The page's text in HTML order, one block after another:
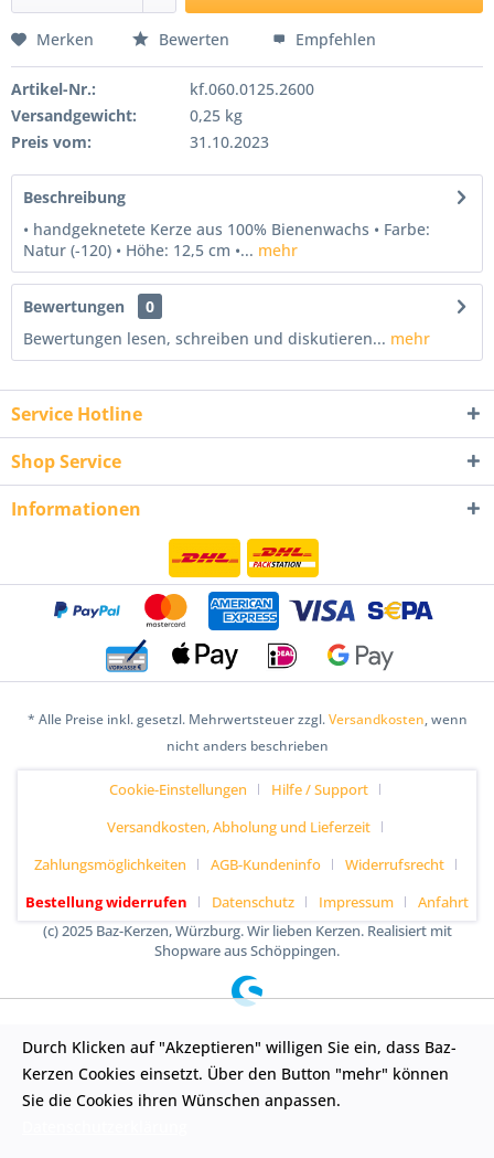
Merken Bewerten Empfehlen
Artikel-Nr.:
kf.060.0125.2600
Versandgewicht:
0,25 kg
Preis vom:
31.10.2023
Beschreibung
• handgeknetete Kerze aus 100% Bienenwachs • Farbe:
Natur (-120) • Höhe: 12,5 cm •... mehr
Bewertungen
0
Bewertungen lesen, schreiben und diskutieren... mehr
Service Hotline
Shop Service
Informationen
* Alle Preise inkl. gesetzl. Mehrwertsteuer zzgl.Versandkosten, wenn
nicht anders beschrieben
Cookie-Einstellungen
Hilfe / Support
Versandkosten, Abholung und Lieferzeit
Zahlungsmöglichkeiten
AGB-Kundeninfo
Widerrufsrecht
Bestellung widerrufen
Datenschutz Impressum
Anfahrt
(c) 2025 Baz-Kerzen, Würzburg. Wir lieben Kerzen. Realisiert mit
Shopware aus Schöppingen.
Durch Klicken auf "Akzeptieren" willigen Sie ein, dass Baz-
Kerzen Cookies einsetzt. Über den Button "mehr" können
Sie die Cookies ihren Wünschen anpassen.